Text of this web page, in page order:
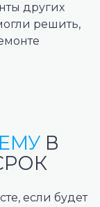
других
решить,
В
если будет